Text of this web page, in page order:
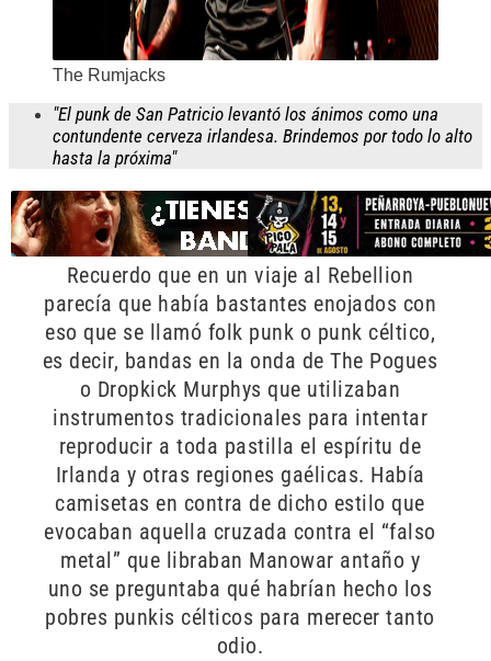
The Rumjacks
"El punk de San Patricio levantó los ánimos como una
contundente cerveza irlandesa. Brindemos por todo lo alto
hasta la próxima"
Recuerdo que en un viaje al Rebellion
parecía que había bastantes enojados con
eso que se llamó folk punk o punk céltico,
es decir, bandas en la onda de The Pogues
o Dropkick Murphys que utilizaban
instrumentos tradicionales para intentar
reproducir a toda pastilla el espíritu de
Irlanda y otras regiones gaélicas. Había
camisetas en contra de dicho estilo que
evocaban aquella cruzada contra el “falso
metal” que libraban Manowar antaño y
uno se preguntaba qué habrían hecho los
pobres punkis célticos para merecer tanto
odio.